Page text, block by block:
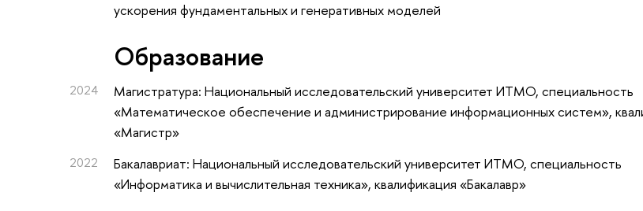
ускорения фундаментальных и генеративных моделей
Oбразование
2024
Магистратура: Национальный исследовательский университет ИТМО, специальность
«Математическое обеспечение и администрирование информационных систем»,
«Магистр»
2022
Бакалавриат: Национальный исследовательский университет ИТМО, специальность
«Информатика и вычислительная техника», квалификация «Бакалавр»